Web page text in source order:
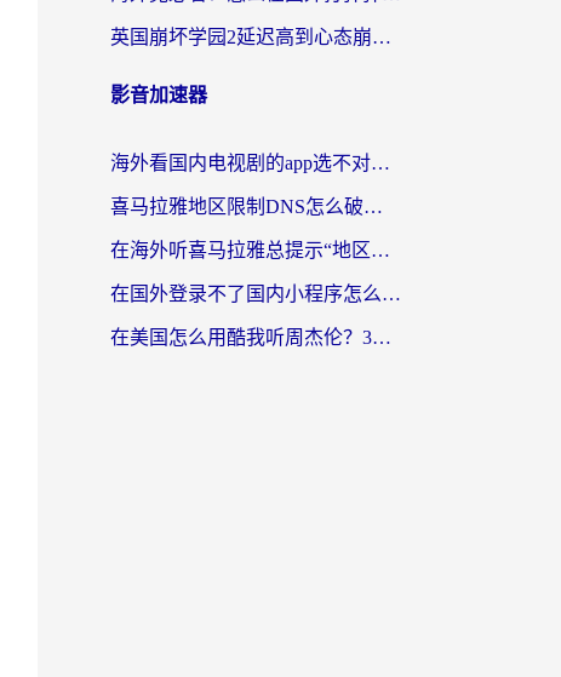
英国崩坏学园2延迟高到心态崩？海外党国服游戏加速终极指南
影音加速器
海外看国内电视剧的app选不对？这份回国加速器避坑指南帮你流畅追剧
喜马拉雅地区限制DNS怎么破？海外党听国内音乐听书的终极解决方案
在海外听喜马拉雅总提示“地区限制”？3步轻松解除+听国内音乐全攻略
在国外登录不了国内小程序怎么办？选对回国加速器，轻松解锁国内资源
在美国怎么用酷我听周杰伦？3步搞定海外听歌难题